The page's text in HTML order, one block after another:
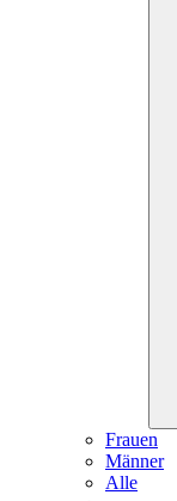
Frauen
Männer
Alle